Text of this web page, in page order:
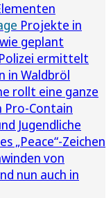
Projekte in
geplant
Polizei ermittelt
in Waldbröl
rollt eine ganze
Pro-Contain
Jugendliche
„Peace“-Zeichen
von
nun auch in